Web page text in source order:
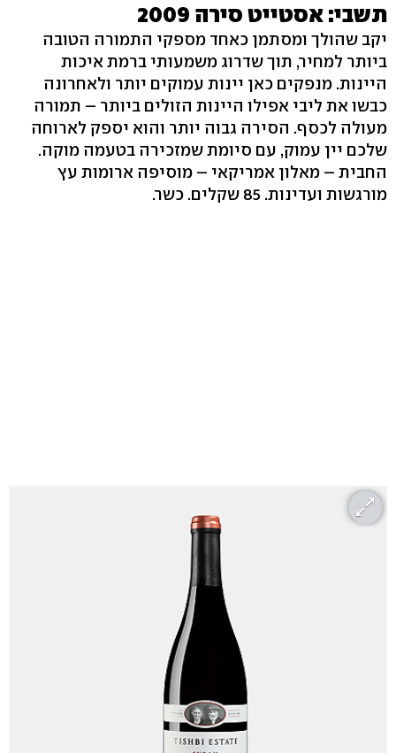
תשבי: אסטייט סירה 2009
יקב שהולך ומסתמן כאחד מספקי התמורה הטובה
ביותר למחיר, תוך שדרוג משמעותי ברמת איכות
היינות. מנפקים כאן יינות עמוקים יותר ולאחרונה
כבשו את ליבי אפילו היינות הזולים ביותר – תמורה
מעולה לכסף. הסירה גבוה יותר והוא יספק לארוחה
שלכם יין עמוק, עם סיומת שמזכירה בטעמה מוקה.
החבית – מאלון אמריקאי – מוסיפה ארומות עץ
מורגשות ועדינות. 85 שקלים. כשר.